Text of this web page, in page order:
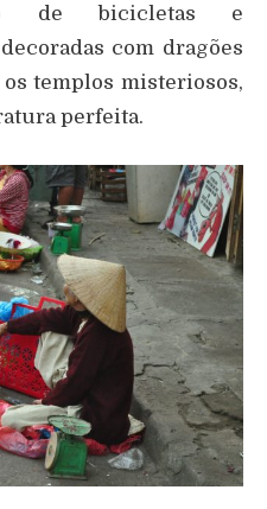
de bicicletas e
com dragões
templos misteriosos,
perfeita.